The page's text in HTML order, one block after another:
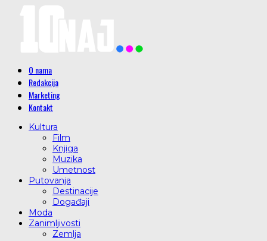
O nama
Redakcija
Marketing
Kontakt
Kultura
Film
Knjiga
Muzika
Umetnost
Putovanja
Destinacije
Događaji
Moda
Zanimljivosti
Zemlja